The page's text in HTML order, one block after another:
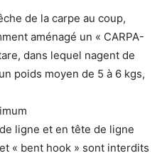
de la carpe au coup,
aménagé un « CARPA-
dans lequel nagent de
poids moyen de 5 à 6 kgs,
ligne et en tête de ligne
« bent hook » sont interdits